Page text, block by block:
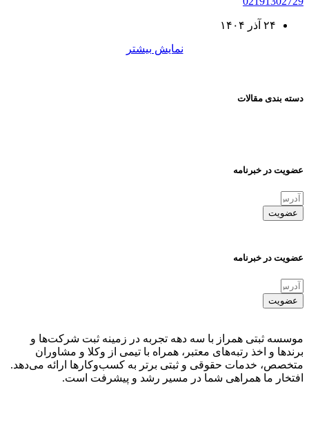
۲۴ آذر ۱۴۰۴
نمایش بیشتر
دسته بندی مقالات
عضویت در خبرنامه
عضویت
عضویت در خبرنامه
عضویت
موسسه ثبتی همراز با سه دهه تجربه در زمینه ثبت شرکت‌ها و
برندها و اخذ رتبه‌های معتبر، همراه با تیمی از وکلا و مشاوران
متخصص، خدمات حقوقی و ثبتی برتر به کسب‌وکارها ارائه می‌دهد.
افتخار ما همراهی شما در مسیر رشد و پیشرفت است.